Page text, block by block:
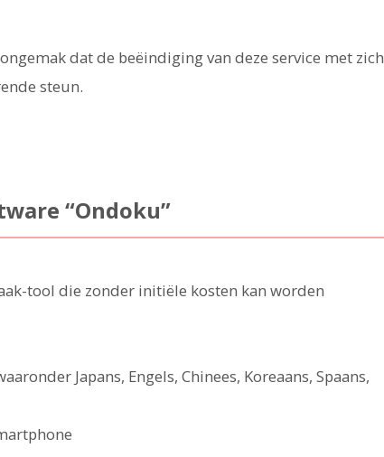
dat de beëindiging van deze service met zich
steun.
“Ondoku”
tool die zonder initiële kosten kan worden
Japans, Engels, Chinees, Koreaans, Spaans,